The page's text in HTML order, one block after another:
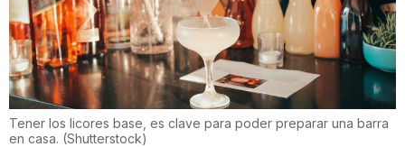
Tener los licores base, es clave para poder preparar una barra
en casa. (Shutterstock)